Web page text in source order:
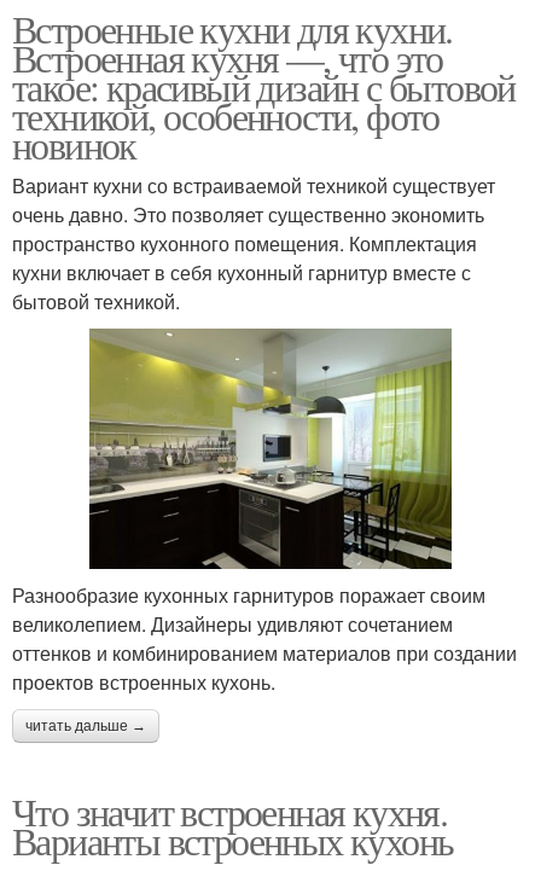
Встроенные кухни для кухни.
Встроенная кухня —, что это
такое: красивый дизайн с бытовой
техникой, особенности, фото
новинок
Вариант кухни со встраиваемой техникой существует
очень давно. Это позволяет существенно экономить
пространство кухонного помещения. Комплектация
кухни включает в себя кухонный гарнитур вместе с
бытовой техникой.
Разнообразие кухонных гарнитуров поражает своим
великолепием. Дизайнеры удивляют сочетанием
оттенков и комбинированием материалов при создании
проектов встроенных кухонь.
читать дальше →
Что значит встроенная кухня.
Варианты встроенных кухонь